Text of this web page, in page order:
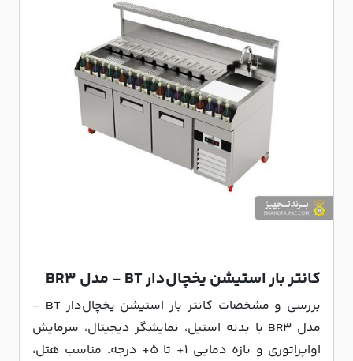
کانتر بار استیشن یخچال‌دار BT - مدل BR3
بررسی و مشخصات کانتر بار استیشن یخچال‌دار BT -
مدل BR3 با بدنه استیل، نمایشگر دیجیتال، سرمایش
اواپراتوری و بازه دمایی 1+ تا 5+ درجه. مناسب هتل،